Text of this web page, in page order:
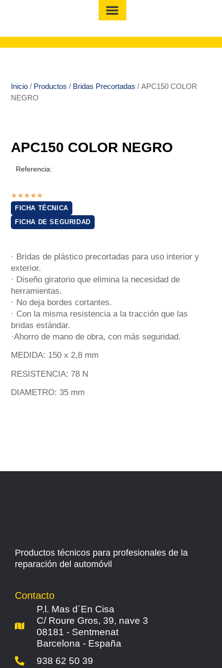
Inicio / Productos / Bridas Precortadas / APC150 COLOR
NEGRO
APC150 COLOR NEGRO
Referencia:
★★★★★
FICHA TÉCNICA
FICHA DE SEGURIDAD
· Bridas de plástico precortadas para uso interior y
exterior.
· Diseño giratorio que elimina la necesidad de
herramientas.
· No deja bordes cortantes.
· Con la misma resistencia a la tracción que las
bridas estándar.
·Ahorro de mano de obra, con más seguridad.
MEDIDA: 150 x 2,8 mm
RESISTENCIA: 78 N
DIAMETRO: 35 mm
Productos técnicos para profesionales de la
reparación del automóvil
Contacto
P.l. Mas d´En Cisa
C/ Roure Gros, 39, nave 3
08181 - Sentmenat
Barcelona - España
938 62 50 39